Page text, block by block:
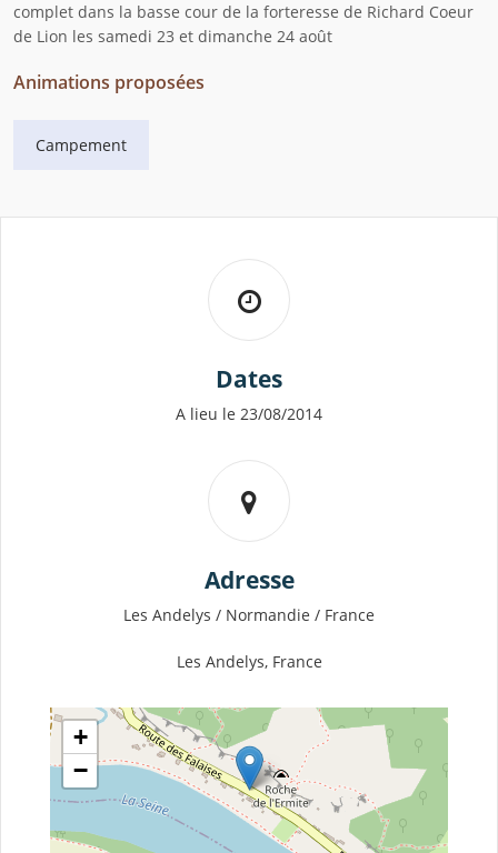
complet dans la basse cour de la forteresse de Richard Coeur
de Lion les samedi 23 et dimanche 24 août
Animations proposées
Campement
Dates
A lieu le 23/08/2014
Adresse
Les Andelys / Normandie / France
Les Andelys, France
+
−